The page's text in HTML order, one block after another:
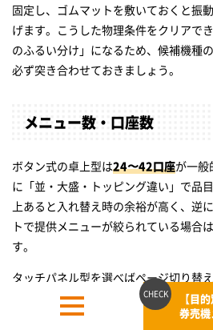
固定し、ゴムマットを敷いておくと振
げます。こうした物理条件をクリアで
のふるい分け」になるため、候補機種
必ず突き合わせておきましょう。
メニュー数・口座数
ボタン式の卓上型は24〜42口座が一般
に「並・大盛・トッピング違い」で品
上あると入れ替え時の余裕が高く、逆
トで提供メニューが絞られている場合
す。
タッチパネル型を選べばページ切り替
きる機種もありますが、画面遷移が増
もあるため、導線が長いセルフレジと
【目的
券売